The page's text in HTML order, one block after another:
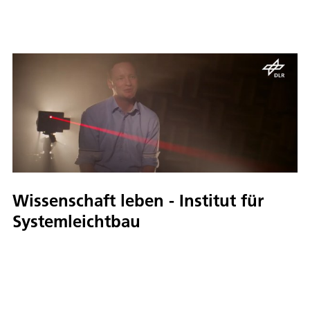
Wissenschaft leben - Institut für
Systemleichtbau